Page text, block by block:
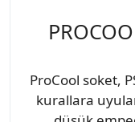
ProCool soket,
kurallara